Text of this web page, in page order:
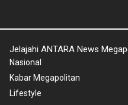
Jelajahi ANTARA News
Nasional
Kabar Megapolitan
Lifestyle